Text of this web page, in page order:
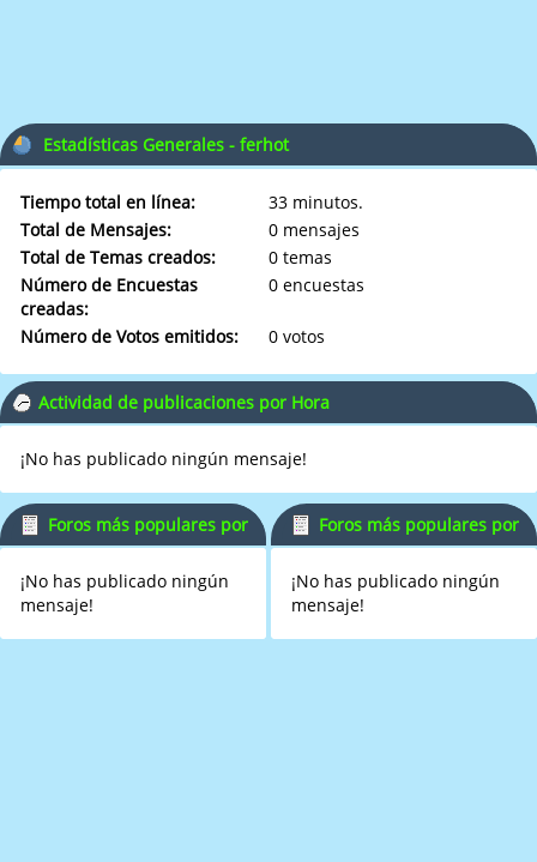
Estadísticas Generales - ferhot
Tiempo total en línea:
33 minutos.
Total de Mensajes:
0 mensajes
Total de Temas creados:
0 temas
Número de Encuestas
creadas:
0 encuestas
Número de Votos emitidos: 0 votos
Actividad de publicaciones por Hora
¡No has publicado ningún mensaje!
Foros más populares por
¡No has publicado ningún
mensaje!
Foros más populares por
¡No has publicado ningún
mensaje!